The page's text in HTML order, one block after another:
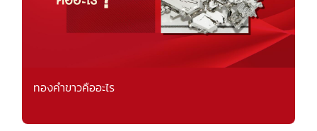
ทองคำขาวคืออะไร